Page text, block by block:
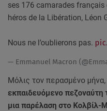
ses 176 camarades
héros de la Libération, Léon
Nous ne l’oublierons pas.
— Emmanuel Macron
Μόλις τον περασμένο μήνα,
εκπαιδευόμενο πεζοναύτη
μια παρέλαση στο Κολβίλ-